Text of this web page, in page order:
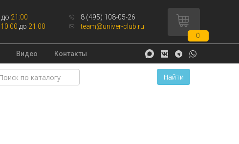
до 21:00
10:00 до 21:00
8 (495) 108-05-26
team@univer-club.ru
0
Видео Контакты
Найти